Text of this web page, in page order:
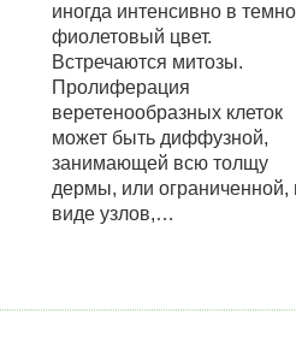
иногда интенсивно в
фиолетовый цвет.
Встречаются митозы.
Пролиферация
веретенообразных клеток
может быть диффузной,
занимающей всю толщу
дермы, или ограниченной,
виде узлов,…